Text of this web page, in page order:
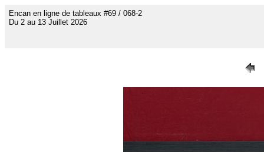
Encan en ligne de tableaux #69 / 068-2
Du 2 au 13 Juillet 2026